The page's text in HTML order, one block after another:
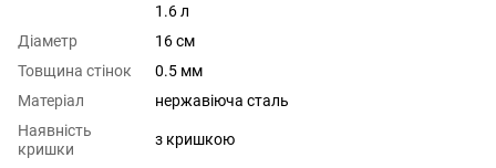
1.6 л
Діаметр
16 см
Товщина стінок
0.5 мм
Матеріал
нержавіюча сталь
Наявність
кришки
з кришкою